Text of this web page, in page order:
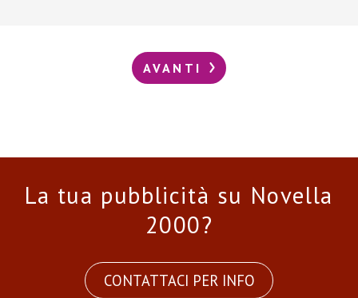
AVANTI
La tua pubblicità su Novella
2000?
CONTATTACI PER INFO